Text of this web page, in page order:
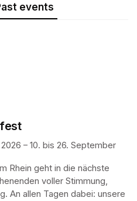
events
– 10. bis 26. September
Rhein geht in die nächste
voller Stimmung,
An allen Tagen dabei: unsere